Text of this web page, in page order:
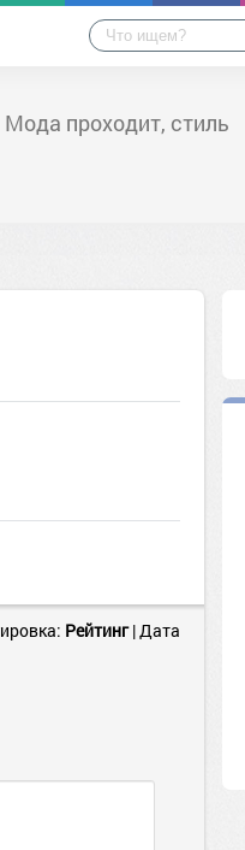
проходит, стиль
Рейтинг|Дата